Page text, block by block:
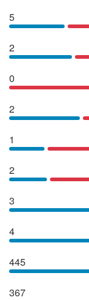
5
2
0
2
1
2
3
4
445
367